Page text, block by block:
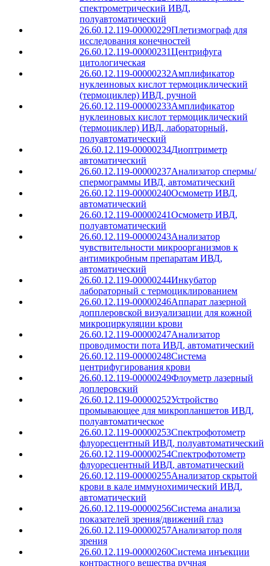
спектрометрический ИВД,
полуавтоматический
26.60.12.119-00000229Плетизмограф для
исследования конечностей
26.60.12.119-00000231Центрифуга
цитологическая
26.60.12.119-00000232Амплификатор
нуклеиновых кислот термоциклический
(термоциклер) ИВД, ручной
26.60.12.119-00000233Амплификатор
нуклеиновых кислот термоциклический
(термоциклер) ИВД, лабораторный,
полуавтоматический
26.60.12.119-00000234Диоптриметр
автоматический
26.60.12.119-00000237Анализатор спермы/
спермограммы ИВД, автоматический
26.60.12.119-00000240Осмометр ИВД,
автоматический
26.60.12.119-00000241Осмометр ИВД,
полуавтоматический
26.60.12.119-00000243Анализатор
чувствительности микроорганизмов к
антимикробным препаратам ИВД,
автоматический
26.60.12.119-00000244Инкубатор
лабораторный с термоциклированием
26.60.12.119-00000246Аппарат лазерной
допплеровской визуализации для кожной
микроциркуляции крови
26.60.12.119-00000247Анализатор
проводимости пота ИВД, автоматический
26.60.12.119-00000248Система
центрифугирования крови
26.60.12.119-00000249Флоуметр лазерный
доплеровский
26.60.12.119-00000252Устройство
промывающее для микропланшетов ИВД,
полуавтоматическое
26.60.12.119-00000253Спектрофотометр
флуоресцентный ИВД, полуавтоматический
26.60.12.119-00000254Спектрофотометр
флуоресцентный ИВД, автоматический
26.60.12.119-00000255Анализатор скрытой
крови в кале иммунохимический ИВД,
автоматический
26.60.12.119-00000256Система анализа
показателей зрения/движений глаз
26.60.12.119-00000257Анализатор поля
зрения
26.60.12.119-00000260Система инъекции
контрастного вещества ручная